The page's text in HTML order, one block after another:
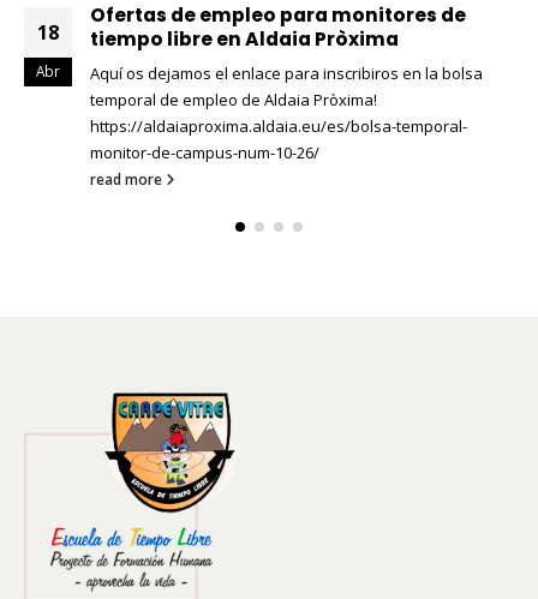
Abr
EMADE busca educadores/as del 11 al 29 de
mayo
EMADE busca educadores/as para el desarrollo de una
actividad de educación vial dirigida a alumnado de
primaria en la provincia de...
read more